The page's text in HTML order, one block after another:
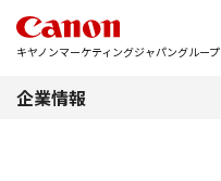
キヤノンマーケティングジャパングループ
企業情報